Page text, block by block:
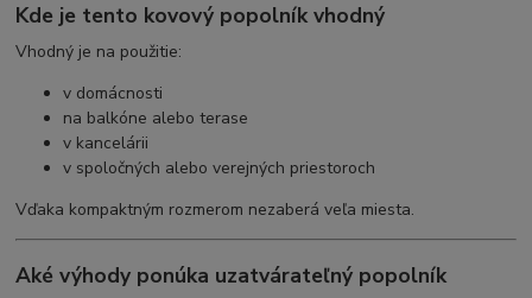
Kde je tento kovový popolník vhodný
Vhodný je na použitie:
v domácnosti
na balkóne alebo terase
v kancelárii
v spoločných alebo verejných priestoroch
Vďaka kompaktným rozmerom nezaberá veľa miesta.
Aké výhody ponúka uzatvárateľný popolník